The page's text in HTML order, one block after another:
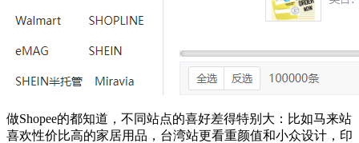
做Shopee的都知道，不同站点的喜好差得特别大：比如马来站
喜欢性价比高的家居用品，台湾站更看重颜值和小众设计，印